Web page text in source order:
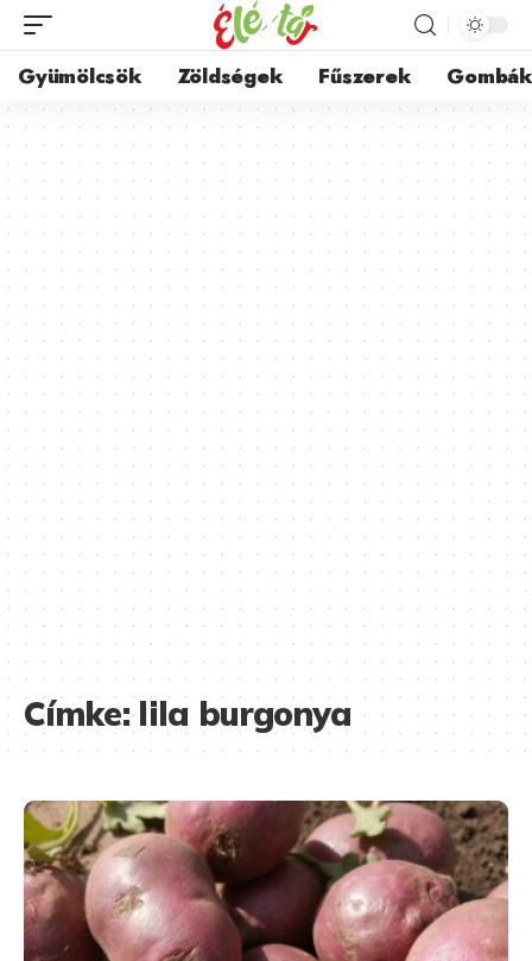
Gyümölcsök Zöldségek Fűszerek Gombák
Címke:lila burgonya